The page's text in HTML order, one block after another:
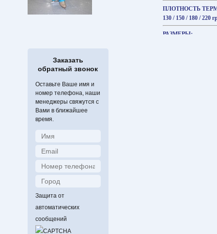
Заказать
обратный звонок
Оставьте Ваше имя и
номер телефона, наши
менеджеры свяжутся с
Вами в ближайшее
время.
Защита от
автоматических
сообщений
ПЛОТНОСТЬ
130 / 150 / 180 / 220
РАЗМЕРЫ: